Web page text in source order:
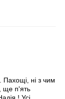
Пахощі, ні з чим
ще п'ять